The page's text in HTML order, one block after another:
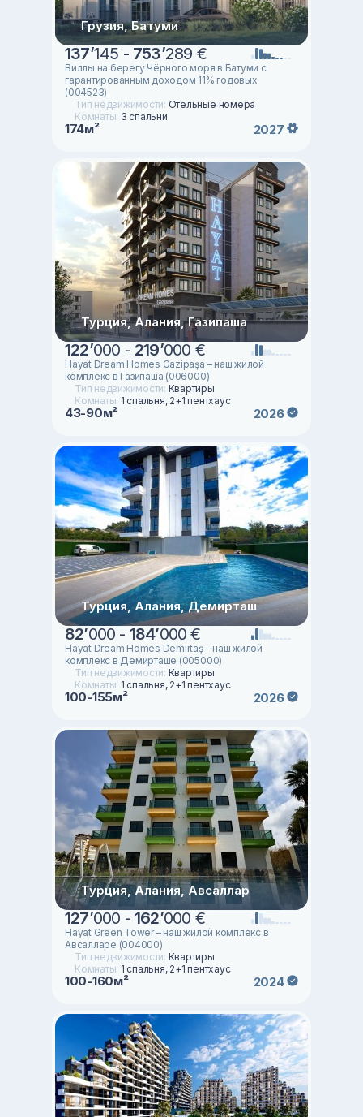
Грузия, Батуми
137’145 - 753’289 €
Виллы на берегу Чёрного моря в Батуми с
гарантированным доходом 11% годовых
(004523)
Тип недвижимости: Отельные номера
Комнаты: 3 спальни
174м² 2027
Турция, Алания, Газипаша
122’000 - 219’000 €
Hayat Dream Homes Gazipaşa – наш жилой
комплекс в Газипаша (006000)
Тип недвижимости: Квартиры
Комнаты: 1 спальня, 2+1 пентхаус
43-90м² 2026
Турция, Алания, Демирташ
82’000 - 184’000 €
Hayat Dream Homes Demirtaş – наш жилой
комплекс в Демирташе (005000)
Тип недвижимости: Квартиры
Комнаты: 1 спальня, 2+1 пентхаус
100-155м² 2026
Турция, Алания, Авсаллар
127’000 -162’000 €
Hayat Green Tower – наш жилой комплекс в
Авсалларе (004000)
Тип недвижимости: Квартиры
Комнаты: 1 спальня, 2+1 пентхаус
100-160м² 2024